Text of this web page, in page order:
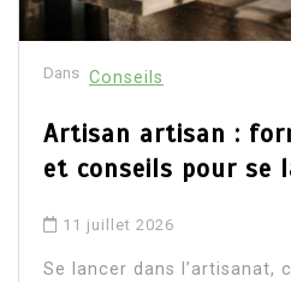
Dans Conseils
Artisan artisan :
et conseils pour se
11 juillet 2026
Se lancer dans l’artisanat,